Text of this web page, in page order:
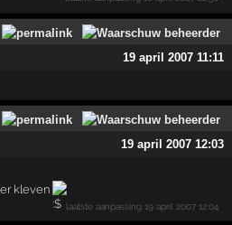
19 april 2007 11:11
19 april 2007 12:03
kleven
laatste aanpassing19 april 2007 12:04